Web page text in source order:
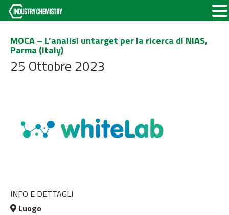
MOCA – L’analisi untarget per la ricerca di NIAS,
Parma (Italy)
25 Ottobre 2023
INFO E DETTAGLI
Luogo